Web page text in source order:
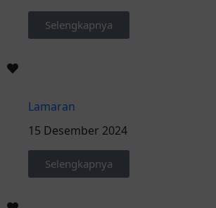
Selengkapnya
Lamaran
15 Desember 2024
Selengkapnya